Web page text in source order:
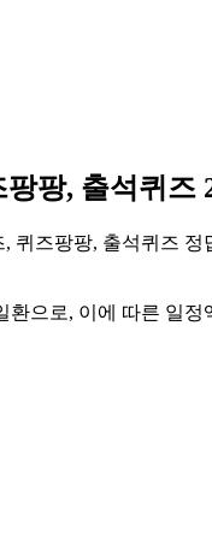
팡, 출석퀴즈
, 퀴즈팡팡, 출석퀴즈
환으로, 이에 따른 일